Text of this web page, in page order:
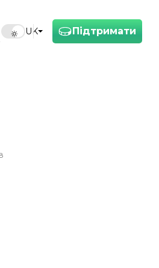
Підтримати
UK